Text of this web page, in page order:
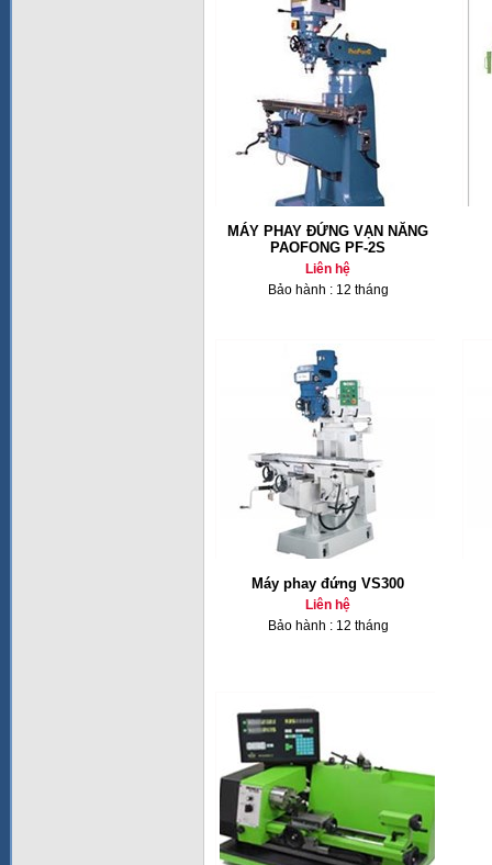
MÁY PHAY ĐỨNG VẠN NĂNG
PAOFONG PF-2S
Liên hệ
Bảo hành : 12 tháng
Máy phay đứng VS300
Liên hệ
Bảo hành : 12 tháng